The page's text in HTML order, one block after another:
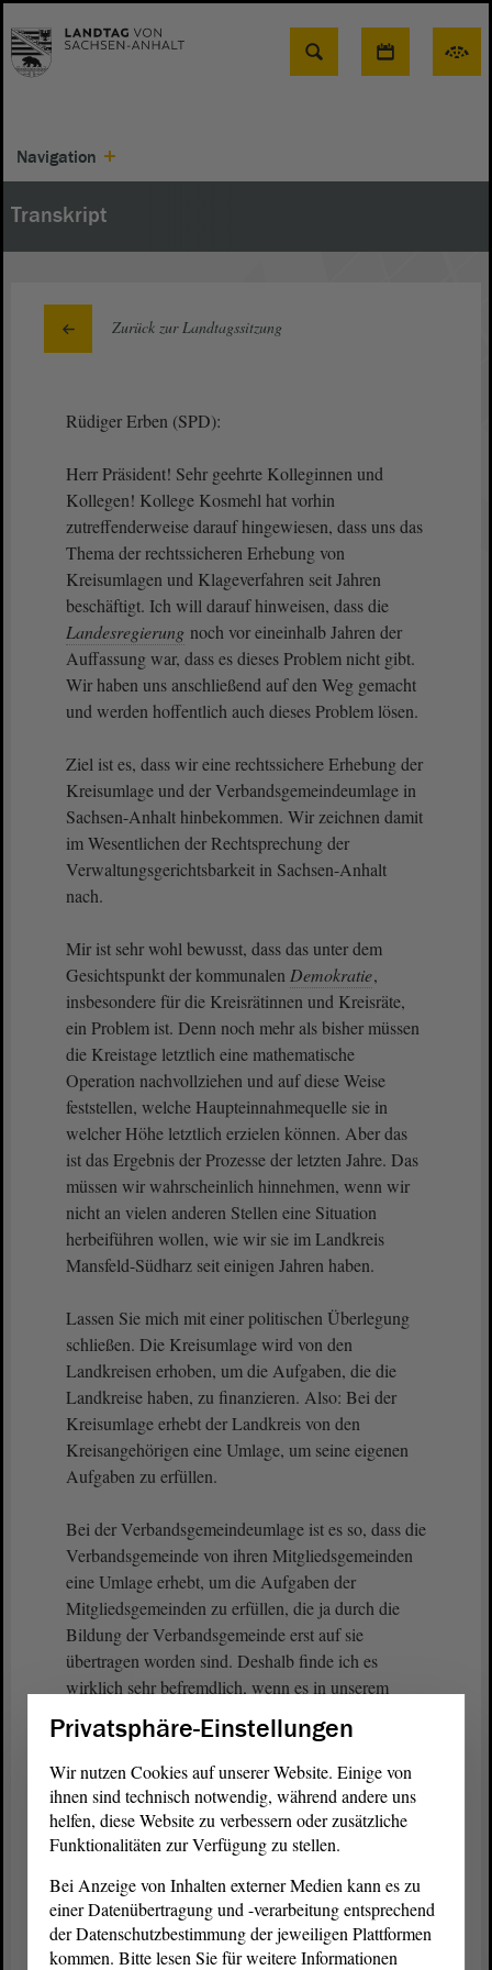
Suche
Navigation
Transkript
Zurück zur Landtagssitzung
Rüdiger Erben (SPD):
Herr Präsident! Sehr geehrte Kolleginnen und
Kollegen! Kollege Kosmehl hat vorhin
zutreffenderweise darauf hingewiesen, dass uns das
Thema der rechtssicheren Erhebung von
Kreisumlagen und Klageverfahren seit Jahren
beschäftigt. Ich will darauf hinweisen, dass die
Landesregierung noch vor eineinhalb Jahren der
Auffassung war, dass es dieses Problem nicht gibt.
Wir haben uns anschließend auf den Weg gemacht
und werden hoffentlich auch dieses Problem lösen.
Ziel ist es, dass wir eine rechtssichere Erhebung der
Kreisumlage und der Verbandsgemeindeumlage in
Sachsen-Anhalt hinbekommen. Wir zeichnen damit
im Wesentlichen der Rechtsprechung der
Verwaltungsgerichtsbarkeit in Sachsen-Anhalt
nach.
Mir ist sehr wohl bewusst, dass das unter dem
Gesichtspunkt der kommunalen Demokratie,
insbesondere für die Kreisrätinnen und Kreisräte,
ein Problem ist. Denn noch mehr als bisher müssen
die Kreistage letztlich eine mathematische
Operation nachvollziehen und auf diese Weise
feststellen, welche Haupteinnahmequelle sie in
welcher Höhe letztlich erzielen können. Aber das
ist das Ergebnis der Prozesse der letzten Jahre. Das
müssen wir wahrscheinlich hinnehmen, wenn wir
nicht an vielen anderen Stellen eine Situation
herbeiführen wollen, wie wir sie im Landkreis
Mansfeld-Südharz seit einigen Jahren haben.
Lassen Sie mich mit einer politischen Überlegung
schließen. Die Kreisumlage wird von den
Landkreisen erhoben, um die Aufgaben, die die
Landkreise haben, zu finanzieren. Also: Bei der
Kreisumlage erhebt der Landkreis von den
Kreisangehörigen eine Umlage, um seine eigenen
Aufgaben zu erfüllen.
Bei der Verbandsgemeindeumlage ist es so, dass die
Verbandsgemeinde von ihren Mitgliedsgemeinden
eine Umlage erhebt, um die Aufgaben der
Mitgliedsgemeinden zu erfüllen, die ja durch die
Bildung der Verbandsgemeinde erst auf sie
übertragen worden sind. Deshalb finde ich es
wirklich sehr befremdlich, wenn es in unserem
Mitgliedsgemeinden quasi flächendeckend weigern,
die Verbandsgemeindeumlage zu zahlen. Wer so
vorgeht, wie es in einzelnen Verbandsgemeinden in
Sachsen-Anhalt der Fall ist, nämlich mit dem Ziel,
dass alle ihr Geld zurückbekommen, der muss sich
dauerhaft macht, die Axt an die Wurzeln der
eigenen Verbandsgemeinde legt. Ich befürchte, wir
werden sehr schnell, wenn das nicht abgestellt wird,
Privatsphäre-Einstellungen
Wir nutzen Cookies auf unserer Website. Einige von
ihnen sind technisch notwendig, während andere uns
helfen, diese Website zu verbessern oder zusätzliche
Funktionalitäten zur Verfügung zu stellen.
Bei Anzeige von Inhalten externer Medien kann es zu
einer Datenübertragung und -verarbeitung entsprechend
der Datenschutzbestimmung der jeweiligen Plattformen
kommen. Bitte lesen Sie für weitere Informationen